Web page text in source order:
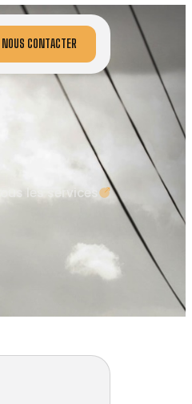
NOUS CONTACTER
Tous les services